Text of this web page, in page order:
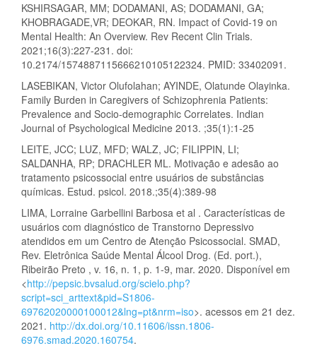
KSHIRSAGAR, MM; DODAMANI, AS; DODAMANI, GA;
KHOBRAGADE,VR; DEOKAR, RN. Impact of Covid-19 on
Mental Health: An Overview. Rev Recent Clin Trials.
2021;16(3):227-231. doi:
10.2174/1574887115666210105122324. PMID: 33402091.
LASEBIKAN, Victor Olufolahan; AYINDE, Olatunde Olayinka.
Family Burden in Caregivers of Schizophrenia Patients:
Prevalence and Socio-demographic Correlates. Indian
Journal of Psychological Medicine 2013. ;35(1):1-25
LEITE, JCC; LUZ, MFD; WALZ, JC; FILIPPIN, LI;
SALDANHA, RP; DRACHLER ML. Motivação e adesão ao
tratamento psicossocial entre usuários de substâncias
químicas. Estud. psicol. 2018.;35(4):389-98
LIMA, Lorraine Garbellini Barbosa et al . Características de
usuários com diagnóstico de Transtorno Depressivo
atendidos em um Centro de Atenção Psicossocial. SMAD,
Rev. Eletrônica Saúde Mental Álcool Drog. (Ed. port.),
Ribeirão Preto , v. 16, n. 1, p. 1-9, mar. 2020. Disponível em
<http://pepsic.bvsalud.org/scielo.php?
script=sci_arttext&pid=S1806-
69762020000100012&lng=pt&nrm=iso>. acessos em 21 dez.
2021. http://dx.doi.org/10.11606/issn.1806-
6976.smad.2020.160754.